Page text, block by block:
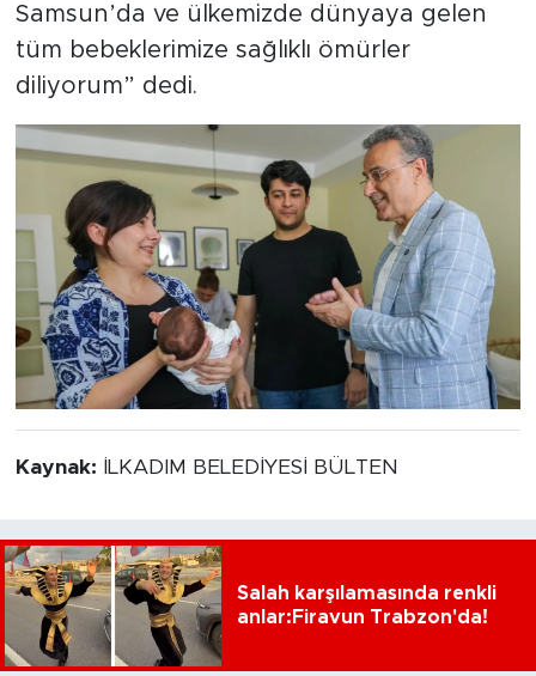
Samsun’da ve ülkemizde dünyaya gelen
tüm bebeklerimize sağlıklı ömürler
diliyorum” dedi.
Kaynak: İLKADIM BELEDİYESİ BÜLTEN
Salah karşılamasında renkli
anlar:Firavun Trabzon'da!